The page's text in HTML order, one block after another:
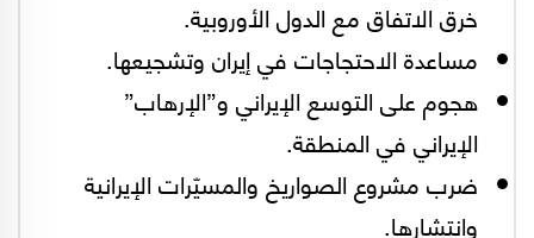
خرق الاتفاق مع الدول الأوروبية.
مساعدة الاحتجاجات في إيران وتشجيعها.
هجوم على التوسع الإيراني و”الإرهاب”
الإيراني في المنطقة.
ضرب مشروع الصواريخ والمسيّرات الإيرانية
وانتشارها.